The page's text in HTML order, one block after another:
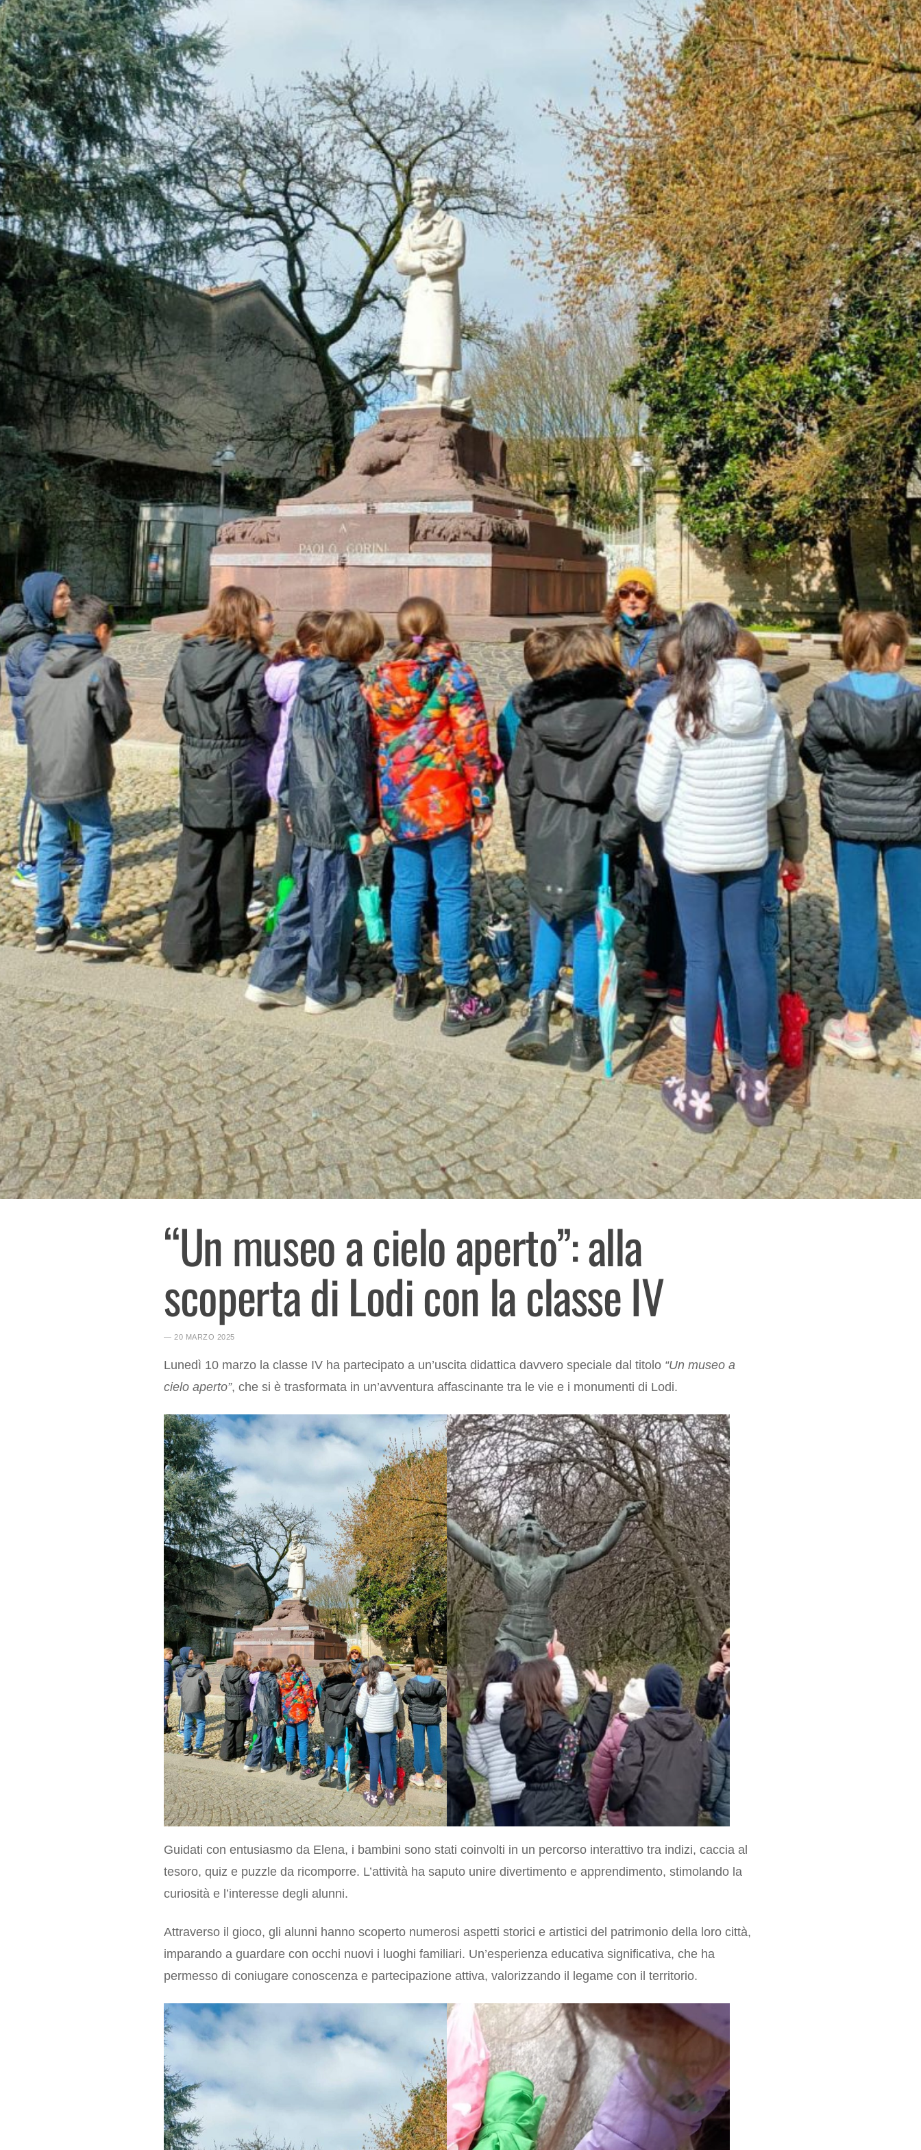
“Un museo a cielo aperto”: alla
scoperta di Lodi con la classe IV
― 20 MARZO 2025
Lunedì 10 marzo la classe IV ha partecipato a un’uscita didattica davvero speciale dal titolo “Un museo a
cielo aperto”, che si è trasformata in un’avventura affascinante tra le vie e i monumenti di Lodi.
Guidati con entusiasmo da Elena, i bambini sono stati coinvolti in un percorso interattivo tra indizi, caccia al
tesoro, quiz e puzzle da ricomporre. L’attività ha saputo unire divertimento e apprendimento, stimolando la
curiosità e l’interesse degli alunni.
Attraverso il gioco, gli alunni hanno scoperto numerosi aspetti storici e artistici del patrimonio della loro città,
imparando a guardare con occhi nuovi i luoghi familiari. Un’esperienza educativa significativa, che ha
permesso di coniugare conoscenza e partecipazione attiva, valorizzando il legame con il territorio.